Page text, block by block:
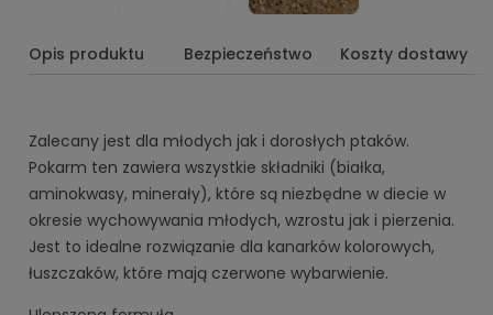
Opis produktu Bezpieczeństwo Koszty dostawy
Zalecany jest dla młodych jak i dorosłych ptaków.
Pokarm ten zawiera wszystkie składniki (białka,
aminokwasy, minerały), które są niezbędne w diecie w
okresie wychowywania młodych, wzrostu jak i pierzenia.
Jest to idealne rozwiązanie dla kanarków kolorowych,
łuszczaków, które mają czerwone wybarwienie.